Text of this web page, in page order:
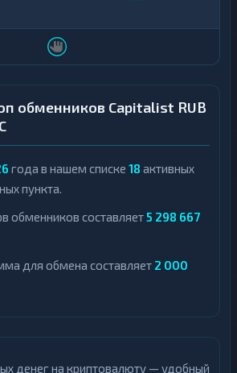
обменников Capitalist RUB
года в нашем списке 18 активных
пункта.
обменников составляет5 298 667
для обмена составляет 2 000
денег на криптовалюту — удобный